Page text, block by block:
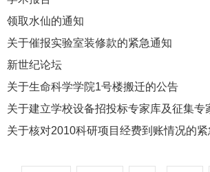
领取水仙的通知
关于催报实验室装修款的紧急通知
新世纪论坛
关于生命科学学院1号楼搬迁的公告
关于核对2010科研项目经费到账情况的紧